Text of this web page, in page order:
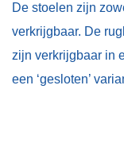
De stoelen zijn
verkrijgbaar. De
zijn verkrijgbaar in
een ‘gesloten’